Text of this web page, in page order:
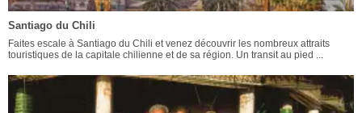
Santiago du Chili
Faites escale à Santiago du Chili et venez découvrir les nombreux attraits
touristiques de la capitale chilienne et de sa région. Un transit au pied ...